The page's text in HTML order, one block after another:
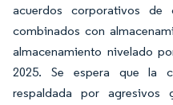
acuerdos corporativos de
combinados con
almacenamiento nivelado
2025. Se espera que la
respaldada por agresivos